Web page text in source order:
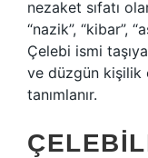
nezaket sıfatı
“nazik”, “kibar”,
Çelebi ismi
ve düzgün kişilik
tanımlanır.